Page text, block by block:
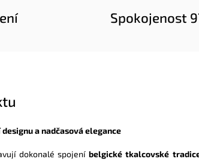
Spokojenost
a nadčasová elegance
dokonalé spojení belgické tkalcovské